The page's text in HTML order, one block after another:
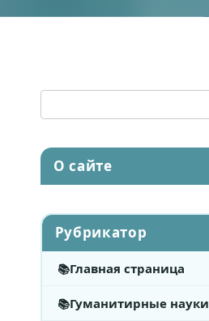
О сайте
Рубрикатор
Главная страница
Гуманитирные науки